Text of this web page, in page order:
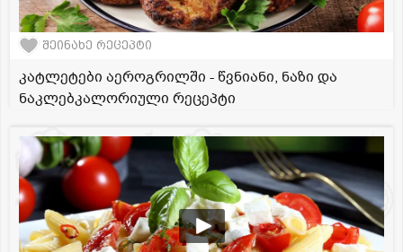
შეინახე რეცეპტი
კატლეტები აეროგრილში - წვნიანი, ნაზი და
ნაკლებკალორიული რეცეპტი